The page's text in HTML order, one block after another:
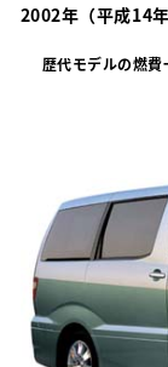
2002年（平成14
歴代モデルの燃費